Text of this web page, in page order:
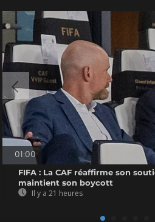
01:00
FIFA : La CAF réaffirme son
maintient son boycott
Il y a 21 heures